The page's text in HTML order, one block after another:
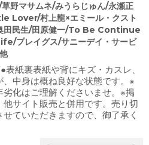
野マサムネ/みうらじゅん/永瀬正
Lover/村上龍×エミール・クスト
田民生/田原健一/To Be Continue
プレイグス/サニーデイ・サービ
紙裏表紙や背にキズ・カスレ、
中身は概ね良好な状態です。※
化はご理解くださいませ。※掲
サイト販売と併用です。売り切
ていただきますので、御了承く